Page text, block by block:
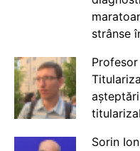
strânse
Sorin